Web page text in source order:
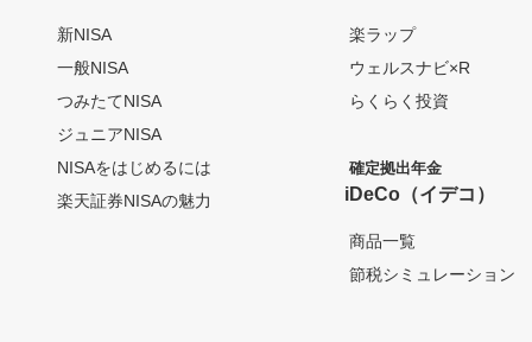
新NISA
一般NISA
つみたてNISA
ジュニアNISA
NISAをはじめるには
楽天証券NISAの魅力
楽ラップ
ウェルスナビ×R
らくらく投資
確定拠出年金
iDeCo（イデコ）
商品一覧
節税シミュレーション